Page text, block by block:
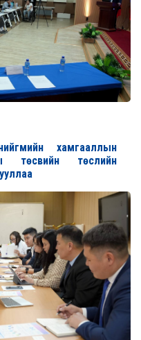
хамгааллын
төслийн